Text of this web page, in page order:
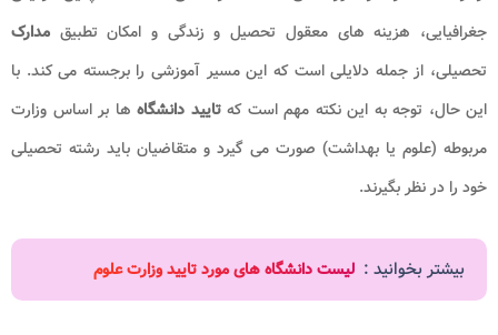
جغرافیایی، هزینه های معقول تحصیل و زندگی و امکان تطبیق مدارک
تحصیلی، از جمله دلایلی است که این مسیر آموزشی را برجسته می کند. با
این حال، توجه به این نکته مهم است کهتایید دانشگاه ها بر اساس وزارت
مربوطه (علوم یا بهداشت) صورت می گیرد و متقاضیان باید رشته تحصیلی
خود را در نظر بگیرند.
بیشتر بخوانید : لیست دانشگاه های مورد تایید وزارت علوم